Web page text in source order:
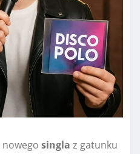
singla z gatunku